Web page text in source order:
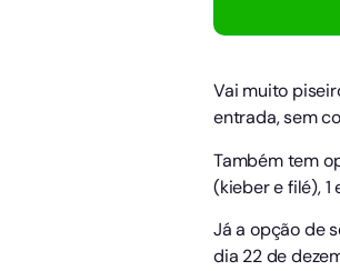
Vai muito
entrada, sem
Também tem
(kieber e filé), 1
Já a opção de
dia 22 de